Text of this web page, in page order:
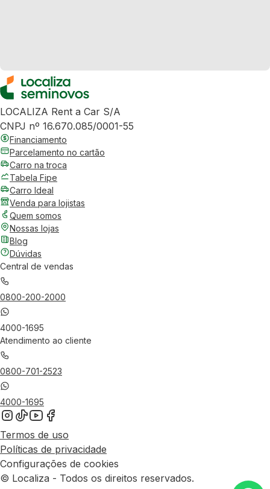
LOCALIZA Rent a Car S/A
CNPJ nº 16.670.085/0001-55
Financiamento
Parcelamento no cartão
Carro na troca
Tabela Fipe
Carro Ideal
Venda para lojistas
Quem somos
Nossas lojas
Blog
Dúvidas
Central de vendas
0800-200-2000
4000-1695
Atendimento ao cliente
0800-701-2523
4000-1695
Termos de uso
Políticas de privacidade
Configurações de cookies
© Localiza - Todos os direitos reservados.